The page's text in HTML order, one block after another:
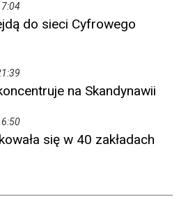
do sieci Cyfrowego
na Skandynawii
się w 40 zakładach